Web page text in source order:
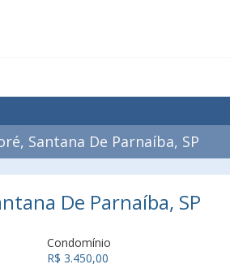
Santana De Parnaíba, SP
De Parnaíba, SP
Condomínio
R$ 3.450,00